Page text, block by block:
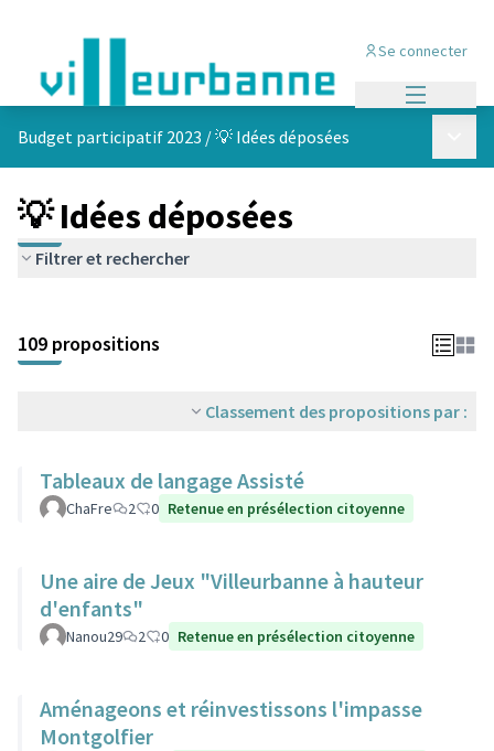
Se connecter
Budget participatif 2023 /💡 Idées déposées
💡 Idées déposées
Filtrer et rechercher
+
−
109 propositions
Classement des propositions par :
Tableaux de langage Assisté
ChaFre 2 0 Retenue en présélection citoyenne
Une aire de Jeux "Villeurbanne à hauteur
d'enfants"
Nanou29 2 0 Retenue en présélection citoyenne
Aménageons et réinvestissons l'impasse
Montgolfier